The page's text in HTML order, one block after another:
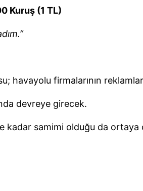
Kuruş (1 TL)
havayolu firmalarının
devreye girecek.
kadar samimi olduğu da ortaya